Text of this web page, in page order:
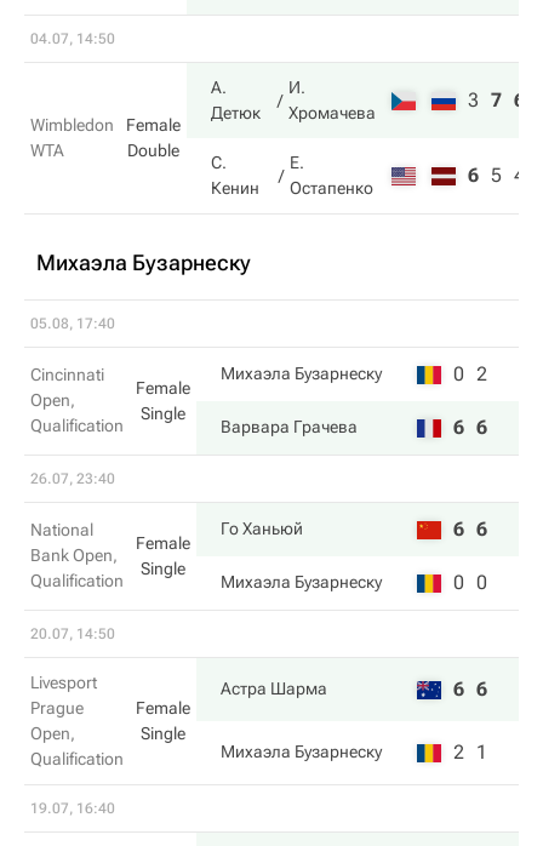
04.07, 14:50
Wimbledon
WTA
Female
Double
А.
Детюк
И.
Хромачева
3 7 6
С.
Кенин
Е.
Остапенко
6 5 4
Михаэла Бузарнеску
05.08, 17:40
Cincinnati
Open,
Qualification
Female
Single
Михаэла Бузарнеску 0 2
Варвара Грачева 6 6
26.07, 23:40
National
Bank Open,
Qualification
Female
Single
Го Ханьюй 6 6
Михаэла Бузарнеску 0 0
20.07, 14:50
Livesport
Prague
Open,
Qualification
Female
Single
Астра Шарма 6 6
Михаэла Бузарнеску 2 1
19.07, 16:40